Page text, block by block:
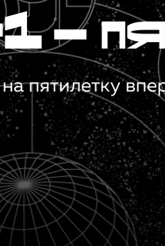
—
пятилетку